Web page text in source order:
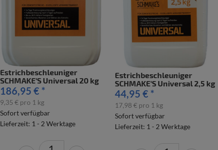
Estrichbeschleuniger
SCHMAKE'S Universal 20 kg
186,95 € *
9,35 € pro 1 kg
Sofort verfügbar
Lieferzeit: 1 - 2 Werktage
Estrichbeschleuniger
SCHMAKE'S Universal 2,5 kg
44,95 € *
17,98 € pro 1 kg
Sofort verfügbar
Lieferzeit: 1 - 2 Werktage